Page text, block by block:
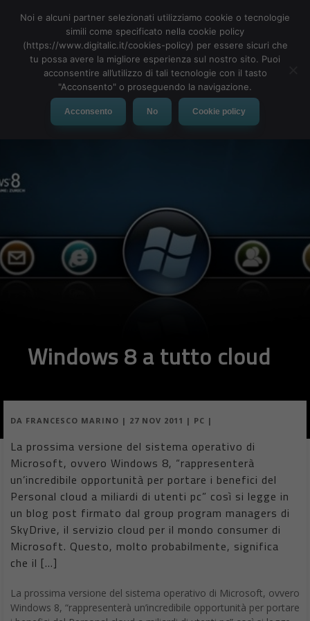
MENU
Windows 8 a tutto cloud
DA FRANCESCO MARINO | 27 NOV 2011 | PC |
La prossima versione del sistema operativo di
Microsoft, ovvero Windows 8, “rappresenterà
un’incredibile opportunità per portare i benefici del
Personal cloud a miliardi di utenti pc” così si legge in
un blog post firmato dal group program managers di
SkyDrive, il servizio cloud per il mondo consumer di
Microsoft. Questo, molto probabilmente, significa
che il […]
La prossima versione del sistema operativo di Microsoft, ovvero
Windows 8, “rappresenterà un’incredibile opportunità per portare
Noi e alcuni partner selezionati utilizziamo cookie o tecnologie
simili come specificato nella cookie policy
(https://www.digitalic.it/cookies-policy) per essere sicuri che
tu possa avere la migliore esperienza sul nostro sito. Puoi
acconsentire all’utilizzo di tali tecnologie con il tasto
"Acconsento" o proseguendo la navigazione.
Acconsento No Cookie policy